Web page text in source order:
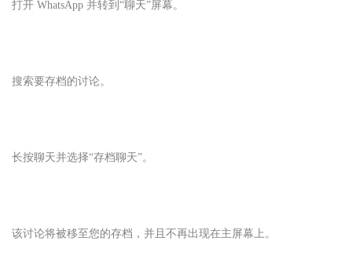
打开 WhatsApp 并转到“聊天”屏幕。
搜索要存档的讨论。
长按聊天并选择“存档聊天”。
该讨论将被移至您的存档，并且不再出现在主屏幕上。